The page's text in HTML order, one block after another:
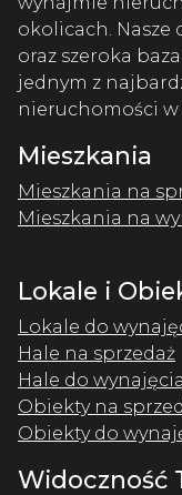
okolicach. Nasze
oraz szeroka
jednym z
nieruchomości w
Mieszkania
Mieszkania na
Mieszkania na
Lokale i
Lokale do
Hale na sprzedaż
Hale do wynajęcia
Obiekty na
Obiekty do
Widoczność